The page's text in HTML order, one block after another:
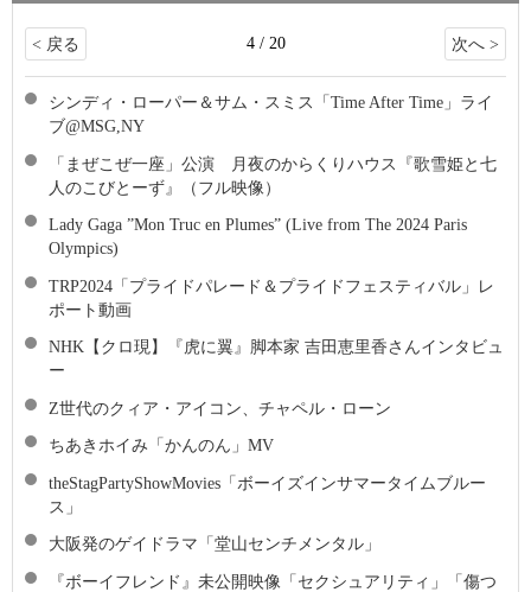
< 戻る 4 / 20 次へ >
シンディ・ローパー＆サム・スミス「Time After Time」ライ
ブ@MSG,NY
「まぜこぜ一座」公演 月夜のからくりハウス『歌雪姫と七
人のこびとーず』（フル映像）
Lady Gaga ”Mon Truc en Plumes” (Live from The 2024 Paris
Olympics)
TRP2024「プライドパレード＆プライドフェスティバル」レ
ポート動画
NHK【クロ現】『虎に翼』脚本家 吉田恵里香さんインタビュ
ー
Z世代のクィア・アイコン、チャペル・ローン
ちあきホイみ「かんのん」MV
theStagPartyShowMovies「ボーイズインサマータイムブルー
ス」
大阪発のゲイドラマ「堂山センチメンタル」
『ボーイフレンド』未公開映像「セクシュアリティ」「傷つ